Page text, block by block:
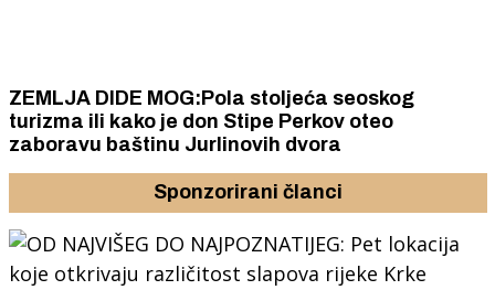
ZEMLJA DIDE MOG:Pola stoljeća seoskog
turizma ili kako je don Stipe Perkov oteo
zaboravu baštinu Jurlinovih dvora
Sponzorirani članci